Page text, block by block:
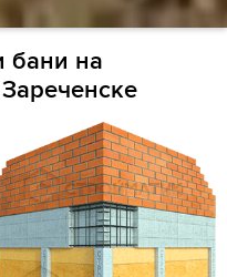
бани на